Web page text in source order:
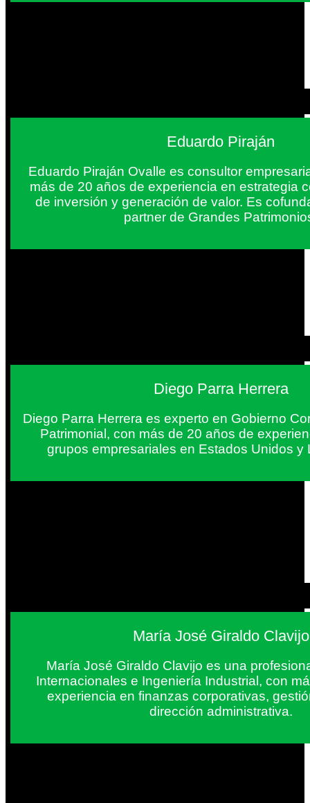
Eduardo Piraján
Eduardo Piraján Ovalle es consultor
más de 20 años de experiencia en estrategia
de inversión y generación de valor. Es
partner de Grandes
Diego Parra Herrera
Diego Parra Herrera es experto en Gobierno
Patrimonial, con más de 20 años de
grupos empresariales en Estados Unidos y
María José Giraldo Clavijo
María José Giraldo Clavijo es una
Internacionales e Ingeniería Industrial, con
experiencia en finanzas corporativas,
dirección administrativa.